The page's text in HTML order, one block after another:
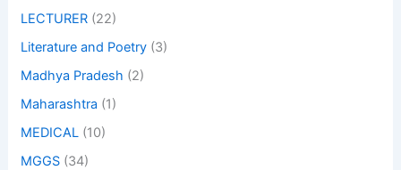
LECTURER (22)
Literature and Poetry (3)
Madhya Pradesh (2)
Maharashtra (1)
MEDICAL (10)
MGGS (34)